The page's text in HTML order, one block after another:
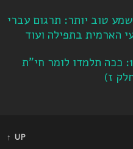
טוב יותר: תרגום עברי
הארמית בתפילה ועוד
שיעור פרטי 1: ככה תלמדו לומר חי"ת
ז‏)
UP ↑